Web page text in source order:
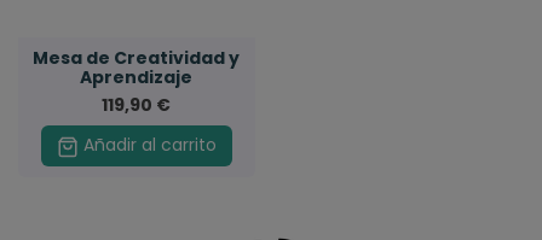
Mesa de Creatividad y
Aprendizaje
119,90 €
Añadir al carrito